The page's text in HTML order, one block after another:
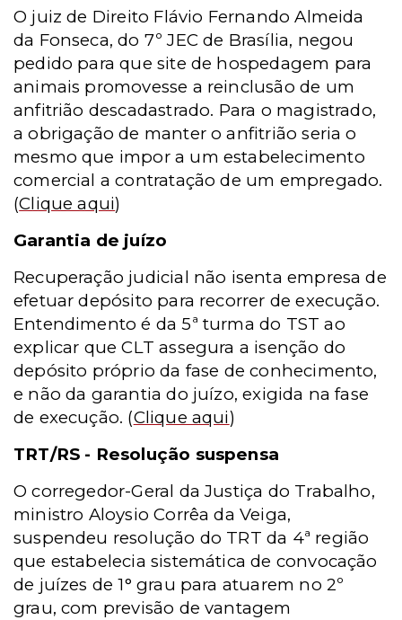
O juiz de Direito Flávio Fernando Almeida
da Fonseca, do 7º JEC de Brasília, negou
pedido para que site de hospedagem para
animais promovesse a reinclusão de um
anfitrião descadastrado. Para o magistrado,
a obrigação de manter o anfitrião seria o
mesmo que impor a um estabelecimento
comercial a contratação de um empregado.
(Clique aqui)
Garantia de juízo
Recuperação judicial não isenta empresa de
efetuar depósito para recorrer de execução.
Entendimento é da 5ª turma do TST ao
explicar que CLT assegura a isenção do
depósito próprio da fase de conhecimento,
e não da garantia do juízo, exigida na fase
de execução. (Clique aqui)
TRT/RS - Resolução suspensa
O corregedor-Geral da Justiça do Trabalho,
ministro Aloysio Corrêa da Veiga,
suspendeu resolução do TRT da 4ª região
que estabelecia sistemática de convocação
de juízes de 1° grau para atuarem no 2º
grau, com previsão de vantagem